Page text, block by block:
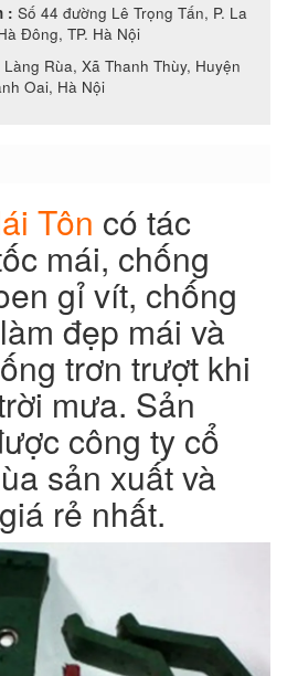
: Số 44 đường Lê Trọng Tấn, P. La
Đông, TP. Hà Nội
Làng Rùa, Xã Thanh Thùy, Huyện
Oai, Hà Nội
Tôn có tác
mái, chống
gỉ vít, chống
đẹp mái và
trơn trượt khi
mưa. Sản
công ty cổ
sản xuất và
rẻ nhất.